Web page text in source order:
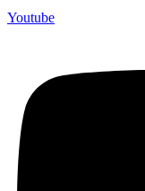
Youtube